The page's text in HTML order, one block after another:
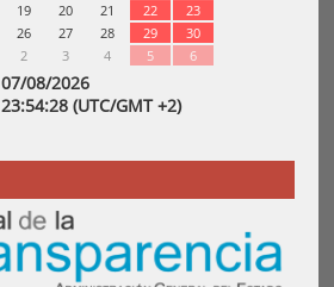
19 20 21 22
23
26 27 28 29
30
2 3 4 5 6
07/08/2026
23:54:29 (UTC/GMT +2)